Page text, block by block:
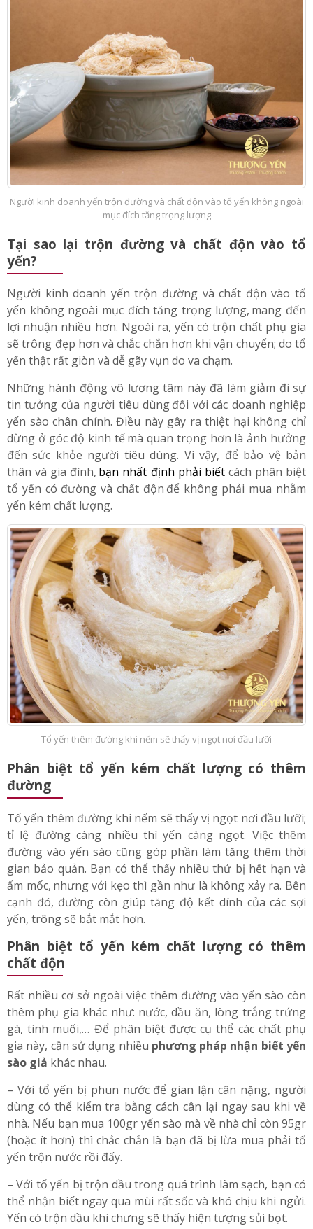
Người kinh doanh yến trộn đường và chất độn vào tổ yến không ngoài
mục đích tăng trọng lượng
Tại sao lại trộn đường và chất độn vào tổ
yến?
Người kinh doanh yến trộn đường và chất độn vào tổ
yến không ngoài mục đích tăng trọng lượng,;mang đến
lợi nhuận nhiều hơn. Ngoài ra, yến có trộn chất phụ gia
sẽ trông đẹp hơn và chắc chắn hơn khi vận chuyển; do tổ
yến thật rất giòn và dễ gãy vụn do va chạm.
Những hành động vô lương tâm này đã làm giảm đi sự
tin tưởng của người tiêu dùng;đối với các doanh nghiệp
yến sào chân chính. Điều này gây ra thiệt hại không chỉ
dừng ở góc độ kinh tế;mà quan trọng hơn là ảnh hưởng
đến sức khỏe người tiêu dùng. Vì vậy, để bảo vệ bản
thân và gia đình,;bạn nhất định phải biết
tổ yến có đường và chất độn;để không phải mua nhằm
yến kém chất lượng.
Tổ yến thêm đường khi nếm sẽ thấy vị ngọt nơi đầu lưỡi
Phân biệt tổ yến kém chất lượng có thêm
đường
Tổ yến thêm đường khi nếm sẽ thấy vị ngọt nơi đầu lưỡi;
tỉ lệ đường càng nhiều thì yến càng ngọt. Việc thêm
đường vào yến sào cũng góp phần làm tăng thêm thời
gian bảo quản. Bạn có thể thấy nhiều thứ bị hết hạn và
ẩm mốc,;nhưng với kẹo thì gần như là không xảy ra. Bên
cạnh đó, đường còn giúp tăng độ kết dính của các sợi
yến, trông sẽ bắt mắt hơn.
Phân biệt tổ yến kém chất lượng có thêm
chất độn
Rất nhiều cơ sở ngoài việc thêm đường vào yến sào còn
thêm phụ gia khác như: nước, dầu ăn, lòng trắng trứng
gà, tinh muối,… Để phân biệt được cụ thể các chất phụ
gia này, cần sử dụng nhiều phương pháp nhận biết yến
sào giảkhác nhau.
– Với tổ yến bị phun nước để gian lận cân nặng, người
dùng có thể kiểm tra bằng cách cân lại ngay sau khi về
nhà. Nếu bạn mua 100gr yến sào mà về nhà chỉ còn 95gr
(hoặc ít hơn) thì chắc chắn là bạn đã bị lừa mua phải tổ
yến trộn nước rồi đấy.
– Với tổ yến bị trộn dầu trong quá trình làm sạch, bạn có